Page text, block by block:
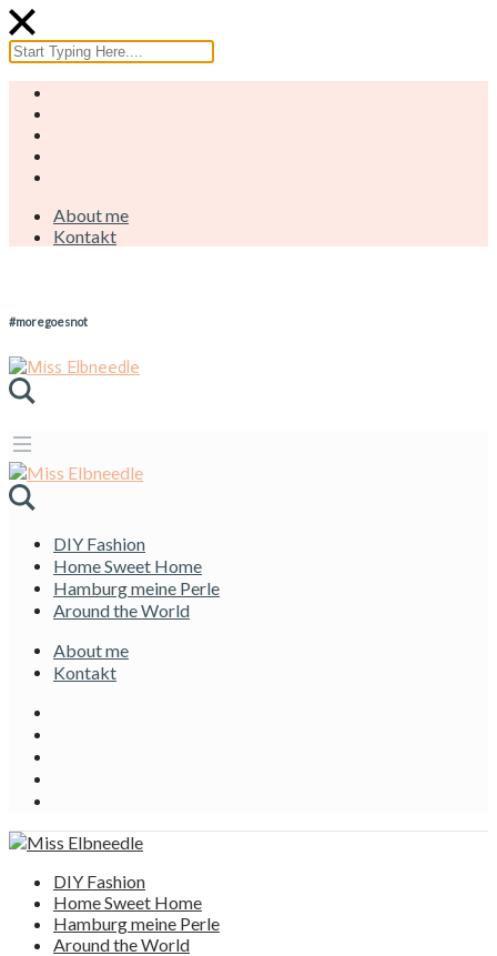
About me
Kontakt
#moregoesnot
DIY Fashion
Home Sweet Home
Hamburg meine Perle
Around the World
About me
Kontakt
DIY Fashion
Home Sweet Home
Hamburg meine Perle
Around the World